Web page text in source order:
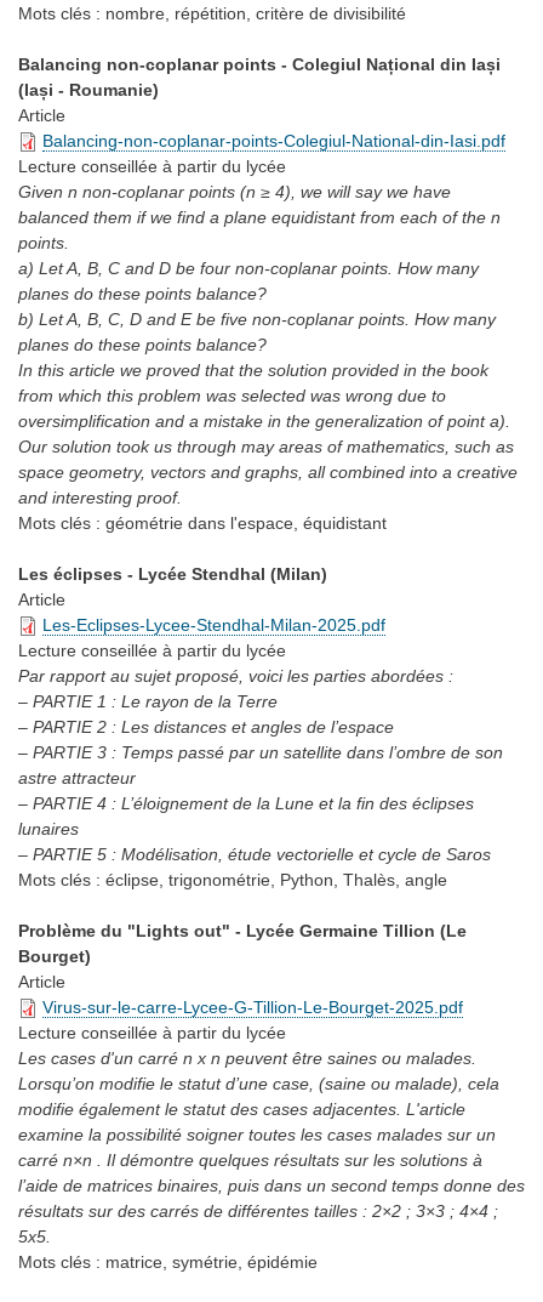
Mots clés : nombre, répétition, critère de divisibilité
Balancing non-coplanar points - Colegiul Național din Iași
(Iași - Roumanie)
Article
Balancing-non-coplanar-points-Colegiul-National-din-Iasi.pdf
Lecture conseillée à partir du lycée
Given n non-coplanar points (n ≥ 4), we will say we have
balanced them if we find a plane equidistant from each of the n
points.
a) Let A, B, C and D be four non-coplanar points. How many
planes do these points balance?
b) Let A, B, C, D and E be five non-coplanar points. How many
planes do these points balance?
In this article we proved that the solution provided in the book
from which this problem was selected was wrong due to
oversimplification and a mistake in the generalization of point a).
Our solution took us through may areas of mathematics, such as
space geometry, vectors and graphs, all combined into a creative
and interesting proof.
Mots clés : géométrie dans l'espace, équidistant
Les éclipses - Lycée Stendhal (Milan)
Article
Les-Eclipses-Lycee-Stendhal-Milan-2025.pdf
Lecture conseillée à partir du lycée
Par rapport au sujet proposé, voici les parties abordées :
– PARTIE 1 : Le rayon de la Terre
– PARTIE 2 : Les distances et angles de l’espace
– PARTIE 3 : Temps passé par un satellite dans l’ombre de son
astre attracteur
– PARTIE 4 : L’éloignement de la Lune et la fin des éclipses
lunaires
– PARTIE 5 : Modélisation, étude vectorielle et cycle de Saros
Mots clés : éclipse, trigonométrie, Python, Thalès, angle
Problème du "Lights out" - Lycée Germaine Tillion (Le
Bourget)
Article
Virus-sur-le-carre-Lycee-G-Tillion-Le-Bourget-2025.pdf
Lecture conseillée à partir du lycée
Les cases d'un carré n x n peuvent être saines ou malades.
Lorsqu’on modifie le statut d’une case, (saine ou malade), cela
modifie également le statut des cases adjacentes. L'article
examine la possibilité soigner toutes les cases malades sur un
carré n×n . Il démontre quelques résultats sur les solutions à
l’aide de matrices binaires, puis dans un second temps donne des
résultats sur des carrés de différentes tailles : 2×2 ; 3×3 ; 4×4 ;
5x5.
Mots clés : matrice, symétrie, épidémie